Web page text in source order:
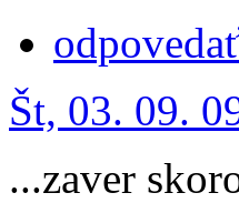
Št, 03. 09.
...zaver